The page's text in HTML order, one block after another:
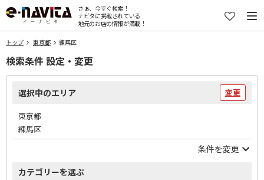
さぁ、今すぐ検索！
ナビタに掲載されている
地元のお店の情報が満載！
トップ 東京都 練馬区
検索条件 設定・変更
選択中のエリア 変更
東京都
練馬区
条件を変更
カテゴリーを選ぶ